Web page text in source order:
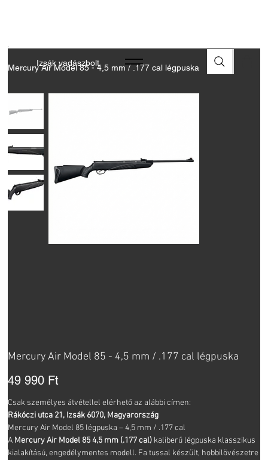
Izsák vadászbolt
Mercury Air Model 85 - 4,5 mm / .177 cal légpuska
Mercury Air Model 85 - 4,5 mm / .177 cal légpuska
Ár
49 990 Ft
Csak személyes átvétellel elérhető az alábbi címen:
Rákóczi utca 21, Izsák 6070, Magyarország
Mercury Air Model 85 légpuska – 4,5 mm / .177 cal
A Mercury Air Model 85 4,5 mm (.177 cal) kaliberű légpuska klasszikus
kialakítású, engedélymentes modell. Fa tussal készült, hobbilövészetre